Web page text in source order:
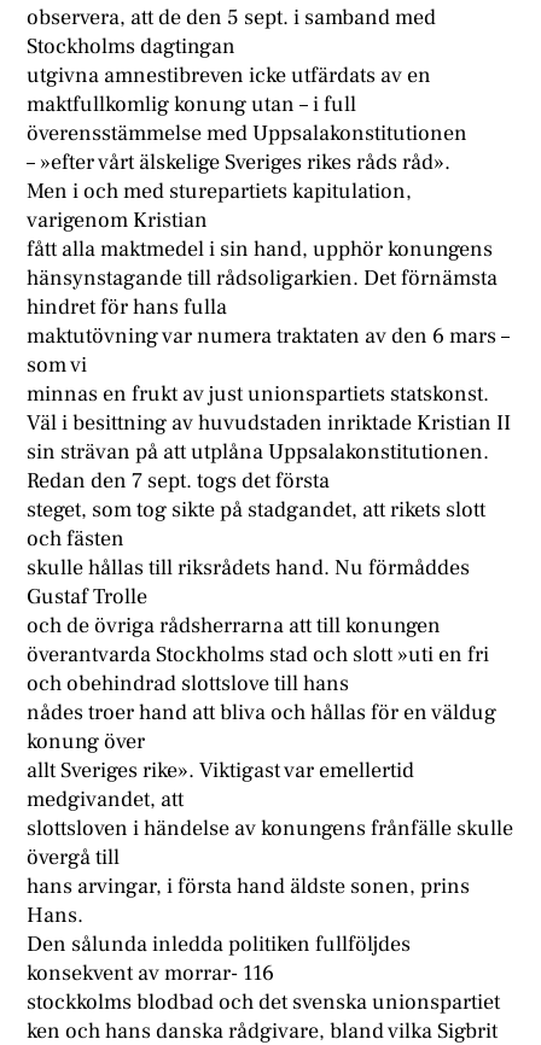
observera, att de den 5 sept. i samband med
Stockholms dagtingan
utgivna amnestibreven icke utfärdats av en
maktfullkomlig konung utan – i full
överensstämmelse med Uppsalakonstitutionen
– »efter vårt älskelige Sveriges rikes råds råd».
Men i och med sturepartiets kapitulation,
varigenom Kristian
fått alla maktmedel i sin hand, upphör konungens
hänsynstagande till rådsoligarkien. Det förnämsta
hindret för hans fulla
maktutövning var numera traktaten av den 6 mars –
som vi
minnas en frukt av just unionspartiets statskonst.
Väl i besittning av huvudstaden inriktade Kristian II
sin strävan på att utplåna Uppsalakonstitutionen.
Redan den 7 sept. togs det första
steget, som tog sikte på stadgandet, att rikets slott
och fästen
skulle hållas till riksrådets hand. Nu förmåddes
Gustaf Trolle
och de övriga rådsherrarna att till konungen
överantvarda Stockholms stad och slott »uti en fri
och obehindrad slottslove till hans
nådes troer hand att bliva och hållas för en väldug
konung över
allt Sveriges rike». Viktigast var emellertid
medgivandet, att
slottsloven i händelse av konungens frånfälle skulle
övergå till
hans arvingar, i första hand äldste sonen, prins
Hans.
Den sålunda inledda politiken fullföljdes
konsekvent av morrar- 116
stockkolms blodbad och det svenska unionspartiet
ken och hans danska rådgivare, bland vilka Sigbrit